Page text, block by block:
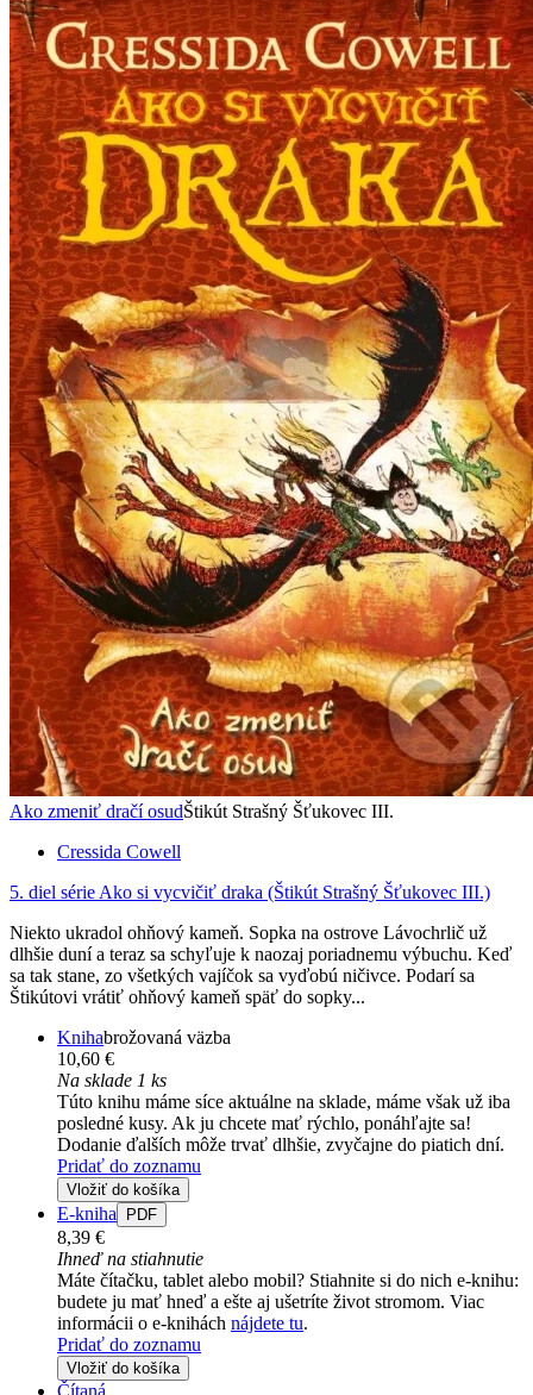
Ako zmeniť dračí osudŠtikút Strašný Šťukovec III.
Cressida Cowell
5. diel série Ako si vycvičiť draka (Štikút Strašný Šťukovec III.)
Niekto ukradol ohňový kameň. Sopka na ostrove Lávochrlič už
dlhšie duní a teraz sa schyľuje k naozaj poriadnemu výbuchu. Keď
sa tak stane, zo všetkých vajíčok sa vyďobú ničivce. Podarí sa
Štikútovi vrátiť ohňový kameň späť do sopky...
Knihabrožovaná väzba
10,60 €
Na sklade 1 ks
Túto knihu máme síce aktuálne na sklade, máme však už iba
posledné kusy. Ak ju chcete mať rýchlo, ponáhľajte sa!
Dodanie ďalších môže trvať dlhšie, zvyčajne do piatich dní.
Pridať do zoznamu
Vložiť do košíka
E-kniha PDF
8,39 €
Ihneď na stiahnutie
Máte čítačku, tablet alebo mobil? Stiahnite si do nich e-knihu:
budete ju mať hneď a ešte aj ušetríte život stromom. Viac
informácii o e-knihách nájdete tu.
Pridať do zoznamu
Vložiť do košíka